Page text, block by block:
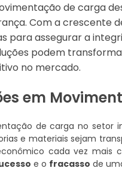
de carga
Com a crescente
para assegurar a
podem
no mercado.
em
de carga no setor
e materiais sejam
cada vez mais
e o fracasso de